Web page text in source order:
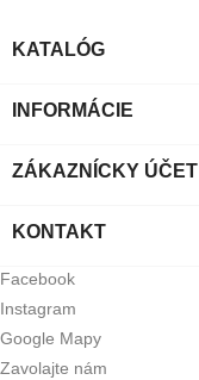
KATALÓG
INFORMÁCIE
ZÁKAZNÍCKY ÚČET
KONTAKT
Facebook
Instagram
Google Mapy
Zavolajte nám